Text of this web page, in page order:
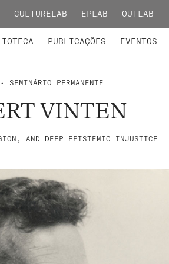
CULTURELAB EPLAB OUTLAB
PUBLICAÇÕES EVENTOS
• SEMINÁRIO PERMANENTE
VINTEN
AND DEEP EPISTEMIC INJUSTICE